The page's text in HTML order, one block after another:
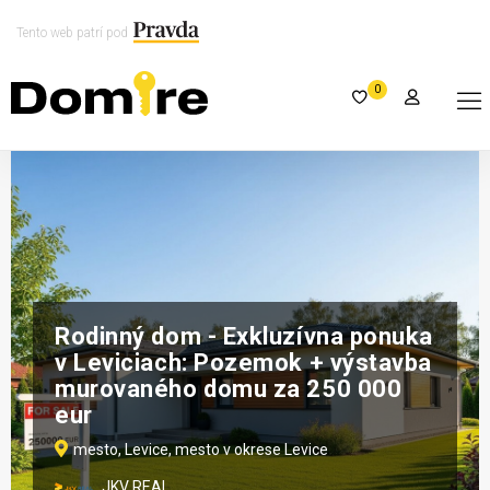
Tento web patrí pod
0
Rodinný dom - Exkluzívna ponuka
v Leviciach: Pozemok + výstavba
murovaného domu za 250 000
eur
mesto, Levice, mesto v okrese Levice